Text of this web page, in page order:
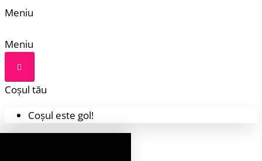
Meniu
Meniu
Coșul tău
Coșul este gol!